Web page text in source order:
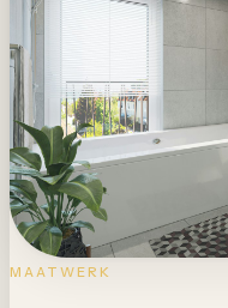
MAATWERK